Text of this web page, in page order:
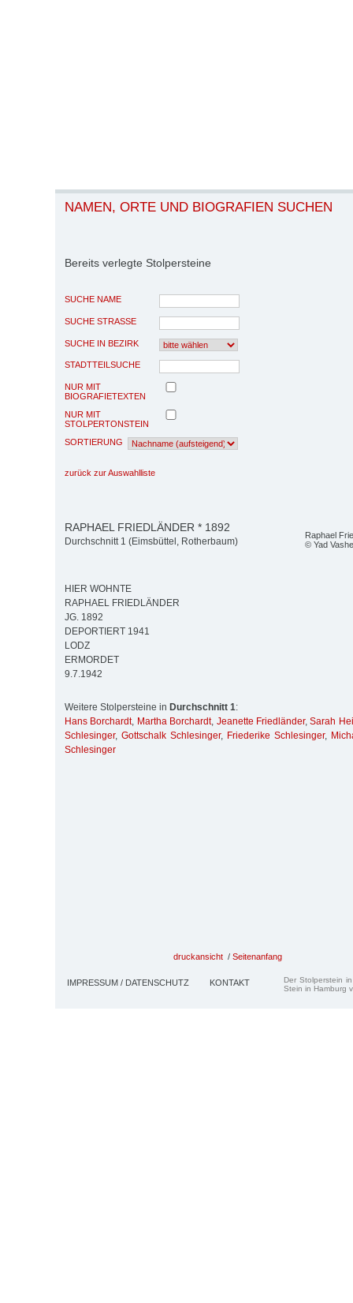
NAMEN, ORTE UND BIOGRAFIEN SUCHEN
Bereits verlegte Stolpersteine
SUCHE NAME
SUCHE STRASSE
SUCHE IN BEZIRK
STADTTEILSUCHE
NUR MIT
BIOGRAFIETEXTEN
NUR MIT
STOLPERTONSTEIN
SORTIERUNG
zurück zur Auswahlliste
Raphael
© Yad
RAPHAEL FRIEDLÄNDER * 1892
Durchschnitt 1 (Eimsbüttel, Rotherbaum)
HIER WOHNTE
RAPHAEL FRIEDLÄNDER
JG. 1892
DEPORTIERT 1941
LODZ
ERMORDET
9.7.1942
Weitere Stolpersteine in Durchschnitt 1:
Hans Borchardt, Martha Borchardt, Jeanette Friedländer,Sarah
Schlesinger, Gottschalk Schlesinger, Friederike Schlesinger,
Schlesinger
druckansicht / Seitenanfang
IMPRESSUM / DATENSCHUTZ KONTAKT
Der Stolperstein
Stein in Hamburg